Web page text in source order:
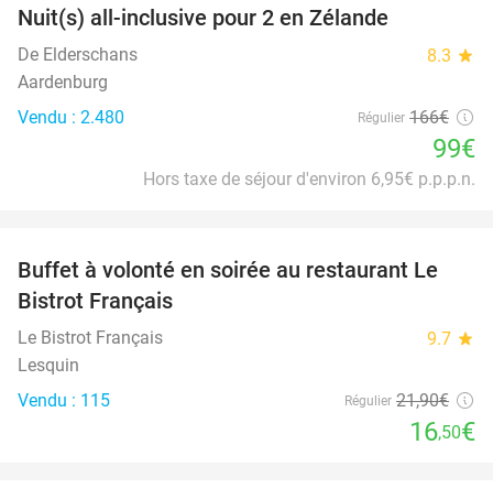
Nuit(s) all-inclusive pour 2 en Zélande
De Elderschans 8.3 star
Aardenburg
Vendu : 2.480
Régulier 166€
99€
Hors taxe de séjour d'environ 6,95€ p.p.p.n.
25%
Buffet à volonté en soirée au restaurant Le
Bistrot Français
Le Bistrot Français 9.7 star
Lesquin
Vendu : 115
Régulier 21,90€
16,50€